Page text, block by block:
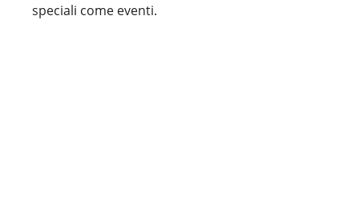
speciali come eventi.